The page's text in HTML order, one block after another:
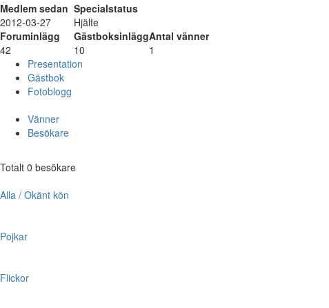
Medlem sedan Specialstatus
2012-03-27
Hjälte
Foruminlägg
GästboksinläggAntal vänner
42
10
1
Presentation
Gästbok
Fotoblogg
Vänner
Besökare
Totalt 0 besökare
Alla / Okänt kön
Pojkar
Flickor